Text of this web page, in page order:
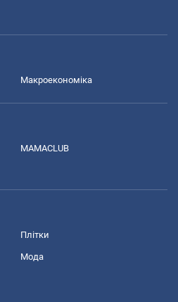
Макроекономіка
MAMACLUB
Плітки
Мода